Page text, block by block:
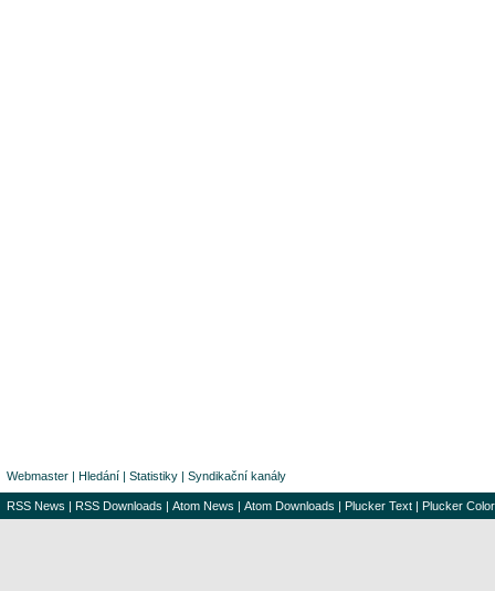
Webmaster | Hledání | Statistiky | Syndikační kanály
RSS News | RSS Downloads | Atom News | Atom Downloads | Plucker Text | Plucker Color